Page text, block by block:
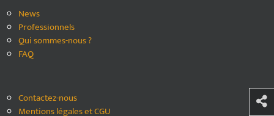
News
Professionnels
Qui sommes-nous ?
FAQ
Contactez-nous
Mentions légales et CGU